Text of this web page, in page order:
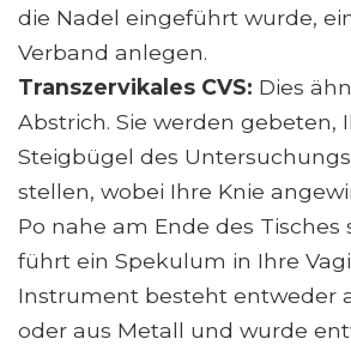
die Nadel eingeführt wurde,
Verband anlegen.
Transzervikales CVS: Dies
Abstrich. Sie werden gebeten,
Steigbügel des
stellen, wobei Ihre Knie
Po nahe am Ende des Tisches
führt ein Spekulum in Ihre
Instrument besteht entweder
oder aus Metall und wurde